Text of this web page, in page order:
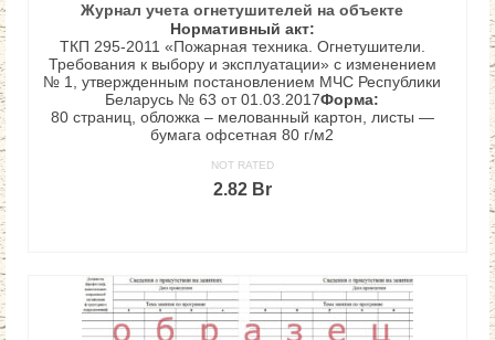
Журнал учета огнетушителей на объекте
Нормативный акт:
ТКП 295-2011 «Пожарная техника. Огнетушители.
Требования к выбору и эксплуатации» с изменением
№ 1, утвержденным постановлением МЧС Республики
Беларусь № 63 от 01.03.2017Форма:
80 страниц, обложка – мелованный картон, листы —
бумага офсетная 80 г/м2
NOT RATED
2.82 Br